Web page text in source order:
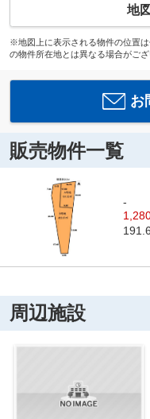
地
※地図上に表示される物件の位置
の物件所在地とは異なる場合がござ
お
販売物件一覧
-
周辺施設